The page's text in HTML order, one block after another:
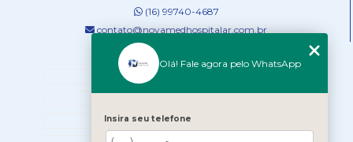
(16) 99740-4687
contato@novamedhospitalar.com.br
MENU
SERVIÇOS
Olá! Fale agora pelo WhatsApp
Insira seu telefone